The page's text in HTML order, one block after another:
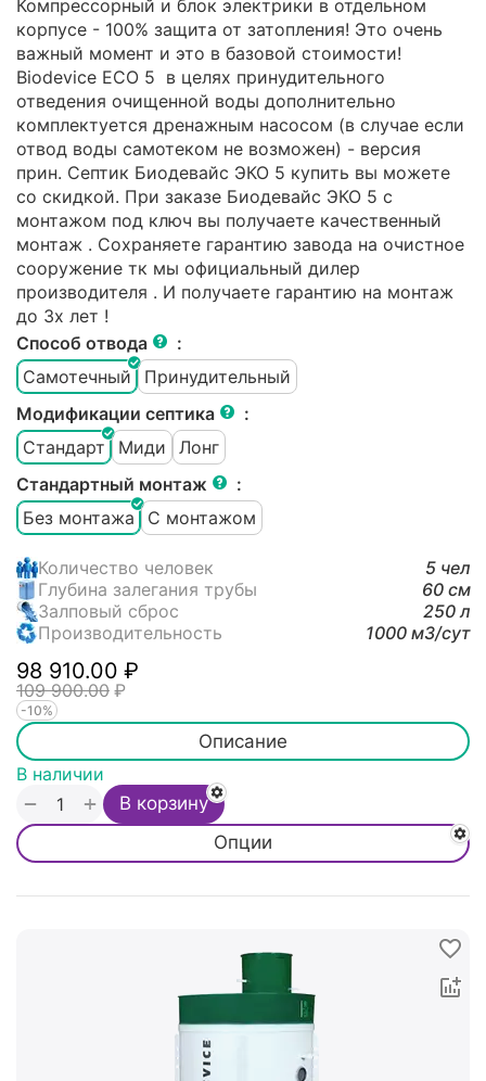
Компрессорный и блок электрики в отдельном
корпусе - 100% защита от затопления! Это очень
важный момент и это в базовой стоимости!
Biodevice ECO 5 в целях принудительного
отведения очищенной воды дополнительно
комплектуется дренажным насосом (в случае если
отвод воды самотеком не возможен) - версия
прин. Септик Биодевайс ЭКО 5 купить вы можете
со скидкой. При заказе Биодевайс ЭКО 5 с
монтажом под ключ вы получаете качественный
монтаж . Сохраняете гарантию завода на очистное
сооружение тк мы официальный дилер
производителя . И получаете гарантию на монтаж
до 3х лет !
Способ отвода
:
Самотечный
Принудительный
Модификации септика
:
Стандарт
Миди
Лонг
Стандартный монтаж
:
Без монтажа
С монтажом
Количество человек
5 чел
Глубина залегания трубы
60 см
Залповый сброс
250 л
Производительность
1000 м3/cут
98 910.00 ₽
109 900.00 ₽
-10%
Описание
Опции
В наличии
+
− В корзину